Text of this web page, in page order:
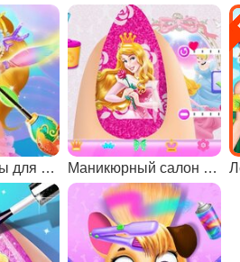
Салон красоты для русалок Маникюрный салон принцессы